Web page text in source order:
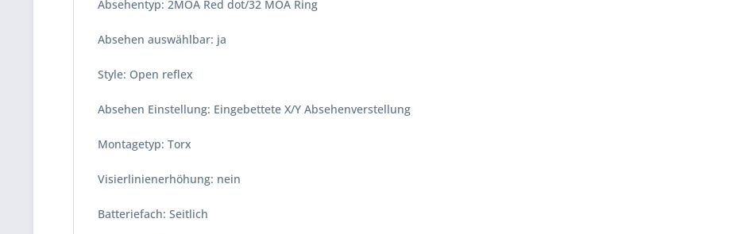
Absehentyp: 2MOA Red dot/32 MOA Ring
Absehen auswählbar: ja
Style: Open reflex
Absehen Einstellung: Eingebettete X/Y Absehenverstellung
Montagetyp: Torx
Visierlinienerhöhung: nein
Batteriefach: Seitlich